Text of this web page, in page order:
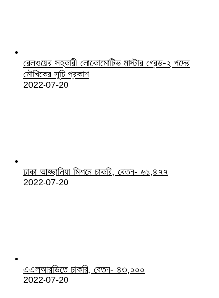
রেলওয়ের সহকারী লোকোমোটিভ মাস্টার গ্রেড-২ পদের
মৌখিকের সূচি প্রকাশ
2022-07-20
ঢাকা আহ্ছানিয়া মিশনে চাকরি, বেতন- ৬১,৪৭৭
2022-07-20
এএলআরডিতে চাকরি, বেতন- ৪৩,০০০
2022-07-20